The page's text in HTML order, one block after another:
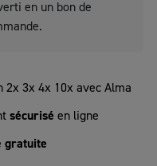
en un bon de
2x 3x 4x 10x avec Alma
sécurisé en ligne
gratuite